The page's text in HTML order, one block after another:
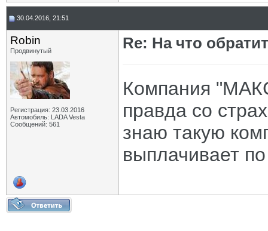
30.04.2016, 21:51
Robin
Продвинутый
Регистрация: 23.03.2016
Автомобиль: LADA Vesta
Сообщений: 561
Re: На что
Компания
правда со
знаю такую
выплачивает